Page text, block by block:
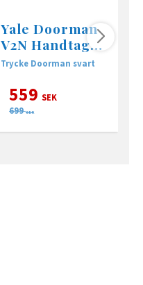
Yale Doorman
V2N Handtag
Svart
Trycke Doorman svart
559 SEK
699 SEK